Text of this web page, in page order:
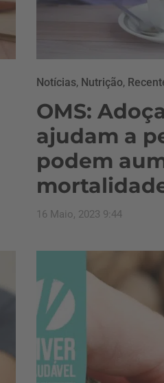
Notícias, Nutrição,
OMS:
ajudam a
podem
16 Maio, 2023 9:44